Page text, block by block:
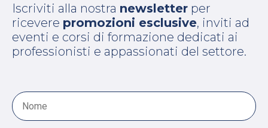
Iscriviti alla nostra newsletter per
ricevere promozioni esclusive, inviti ad
eventi e corsi di formazione dedicati ai
professionisti e appassionati del settore.